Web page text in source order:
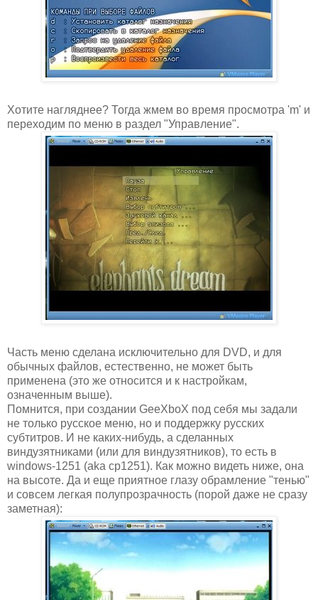
Хотите нагляднее? Тогда жмем во время просмотра 'm' и
переходим по меню в раздел "Управление".
Часть меню сделана исключительно для DVD, и для
обычных файлов, естественно, не может быть
применена (это же относится и к настройкам,
означенным выше).
Помнится, при создании GeeXboX под себя мы задали
не только русское меню, но и поддержку русских
субтитров. И не каких-нибудь, а сделанных
виндузятниками (или для виндузятников), то есть в
windows-1251 (aka cp1251). Как можно видеть ниже, она
на высоте. Да и еще приятное глазу обрамление "тенью"
и совсем легкая полупрозрачность (порой даже не сразу
заметная):